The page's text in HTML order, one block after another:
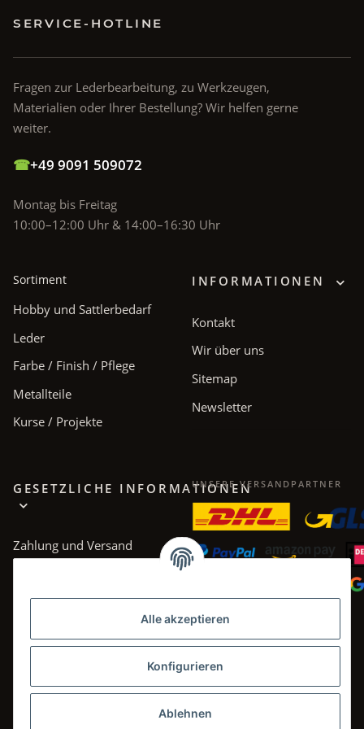
Alle akzeptieren
Konfigurieren
Ablehnen
SERVICE-HOTLINE
Fragen zur Lederbearbeitung, zu Werkzeugen,
Materialien oder Ihrer Bestellung? Wir helfen gerne
weiter.
☎+49 9091 509072
Montag bis Freitag
10:00–12:00 Uhr & 14:00–16:30 Uhr
Sortiment
Hobby und Sattlerbedarf
Leder
Farbe / Finish / Pflege
Metallteile
Kurse / Projekte
INFORMATIONEN
Kontakt
Wir über uns
Sitemap
Newsletter
GESETZLICHE INFORMATIONEN
Zahlung und Versand
Datenschutz
UNSERE VERSANDPARTNER